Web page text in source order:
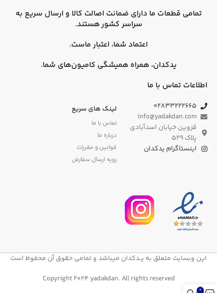
تمامی قطعات ما دارای ضمانت اصالت کالا و ارسال سریع به
سراسر کشورهستند.
اعتماد شما، اعتبار ماست.
یدکدان، همراه همیشگی کامیون‌های شما.
اطلاعات تماس با ما
۰۲۸۳۳۲۲۲۶۶۵
info@yadakdan.com
قزوین خیابان اسدآبادی
پلاک ۵۲۹
اینستاگرام یدکدان
لینک های سریع
تماس با ما
درباره ما
قوانین و مقررات
رویه ارسال سفارش
این وبسایت متعلق به یــدکدان میباشد و تمامی حقوق آن محفوظ است
Copyright 2024 yadakdan. All rights reserved
0